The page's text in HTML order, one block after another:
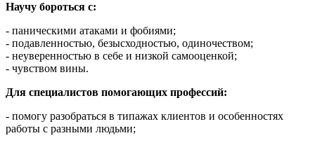
Научу бороться с:
- паническими атаками и фобиями;
- подавленностью, безысходностью, одиночеством;
- неуверенностью в себе и низкой самооценкой;
- чувством вины.
Для специалистов помогающих профессий:
- помогу разобраться в типажах клиентов и особенностях
работы с разными людьми;